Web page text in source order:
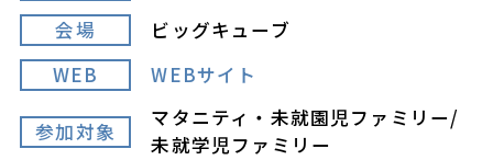
会場
ビッグキューブ
WEB
WEBサイト
参加対象
マタニティ・未就園児ファミリー/
未就学児ファミリー